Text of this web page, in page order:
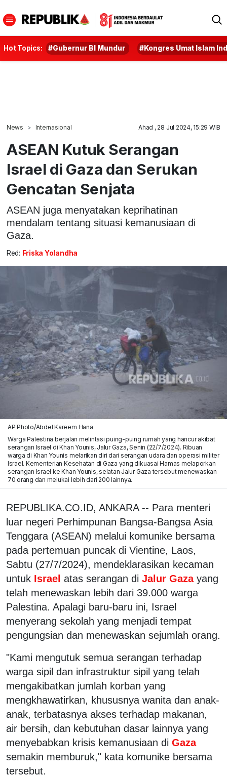
Hot Topics: #Gubernur BI Mundur #Kongres Umat Islam
News Internasional Ahad , 28 Jul 2024, 15:29 WIB
ASEAN Kutuk Serangan
Israel di Gaza dan Serukan
Gencatan Senjata
ASEAN juga menyatakan keprihatinan
mendalam tentang situasi kemanusiaan di
Gaza.
Red: Friska Yolandha
AP Photo/Abdel Kareem Hana
Warga Palestina berjalan melintasi puing-puing rumah yang hancur akibat
serangan Israel di Khan Younis, Jalur Gaza, Senin (22/7/2024). Ribuan
warga di Khan Younis melarikan diri dari serangan udara dan operasi militer
Israel. Kementerian Kesehatan di Gaza yang dikuasai Hamas melaporkan
serangan Israel ke Khan Younis, selatan Jalur Gaza tersebut menewaskan
70 orang dan melukai lebih dari 200 lainnya.
REPUBLIKA.CO.ID, ANKARA -- Para menteri
luar negeri Perhimpunan Bangsa-Bangsa Asia
Tenggara (ASEAN) melalui komunike bersama
pada pertemuan puncak di Vientine, Laos,
Sabtu (27/7/2024), mendeklarasikan kecaman
untuk Israel atas serangan di Jalur Gaza yang
telah menewaskan lebih dari 39.000 warga
Palestina. Apalagi baru-baru ini, Israel
menyerang sekolah yang menjadi tempat
pengungsian dan menewaskan sejumlah orang.
"Kami mengutuk semua serangan terhadap
warga sipil dan infrastruktur sipil yang telah
mengakibatkan jumlah korban yang
mengkhawatirkan, khususnya wanita dan anak-
anak, terbatasnya akses terhadap makanan,
air bersih, dan kebutuhan dasar lainnya yang
menyebabkan krisis kemanusiaan di Gaza
semakin memburuk," kata komunike bersama
tersebut.